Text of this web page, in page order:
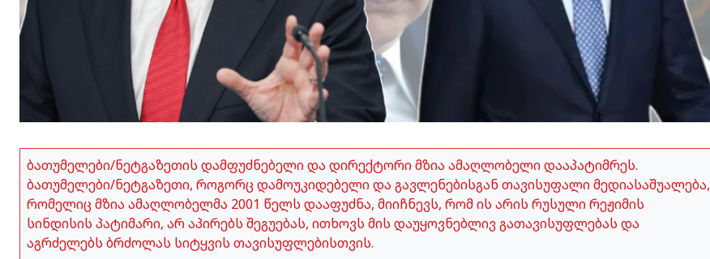
ბათუმელები/ნეტგაზეთის დამფუძნებელი და დირექტორი მზია ამაღლობელი დააპატიმრეს.
ბათუმელები/ნეტგაზეთი, როგორც დამოუკიდებელი და გავლენებისგან თავისუფალი მედიასაშუალება,
რომელიც მზია ამაღლობელმა 2001 წელს დააფუძნა, მიიჩნევს, რომ ის არის რუსული რეჟიმის
სინდისის პატიმარი, არ აპირებს შეგუებას, ითხოვს მის დაუყოვნებლივ გათავისუფლებას და
აგრძელებს ბრძოლას სიტყვის თავისუფლებისთვის.